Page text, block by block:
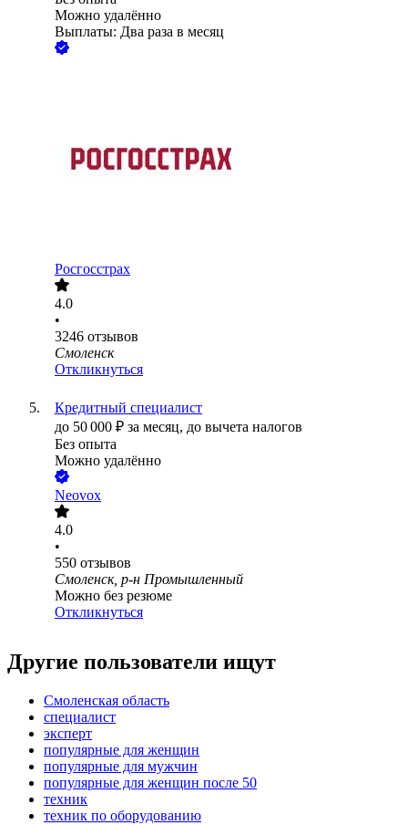
Можно удалённо
Выплаты: Два раза в месяц
Росгосстрах
4.0
•
3246 отзывов
Смоленск
Откликнуться
Кредитный специалист
до 50 000 ₽ за месяц, до вычета налогов
Без опыта
Можно удалённо
Neovox
4.0
•
550 отзывов
Смоленск, р-н Промышленный
Можно без резюме
Откликнуться
Другие пользователи ищут
Смоленская область
специалист
эксперт
популярные для женщин
популярные для мужчин
популярные для женщин после 50
техник
техник по оборудованию